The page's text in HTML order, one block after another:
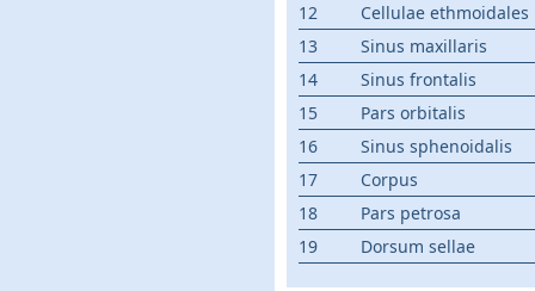
12
Cellulae ethmoidales
13
Sinus maxillaris
14
Sinus frontalis
15
Pars orbitalis
16
Sinus sphenoidalis
17
Corpus
18
Pars petrosa
19
Dorsum sellae